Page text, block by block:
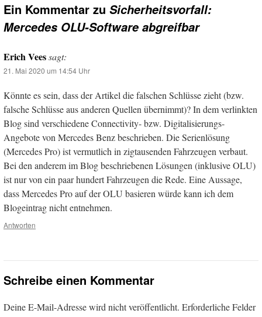
Ein Kommentar zu Sicherheitsvorfall:
Mercedes OLU-Software abgreifbar
Erich Veessagt:
21. Mai 2020 um 14:54 Uhr
Könnte es sein, dass der Artikel die falschen Schlüsse zieht (bzw.
falsche Schlüsse aus anderen Quellen übernimmt)? In dem verlinkten
Blog sind verschiedene Connectivity- bzw. Digitalisierungs-
Angebote von Mercedes Benz beschrieben. Die Serienlösung
(Mercedes Pro) ist vermutlich in zigtausenden Fahrzeugen verbaut.
Bei den anderem im Blog beschriebenen Lösungen (inklusive OLU)
ist nur von ein paar hundert Fahrzeugen die Rede. Eine Aussage,
dass Mercedes Pro auf der OLU basieren würde kann ich dem
Blogeintrag nicht entnehmen.
Antworten
Schreibe einen Kommentar
Deine E-Mail-Adresse wird nicht veröffentlicht. Erforderliche Felder